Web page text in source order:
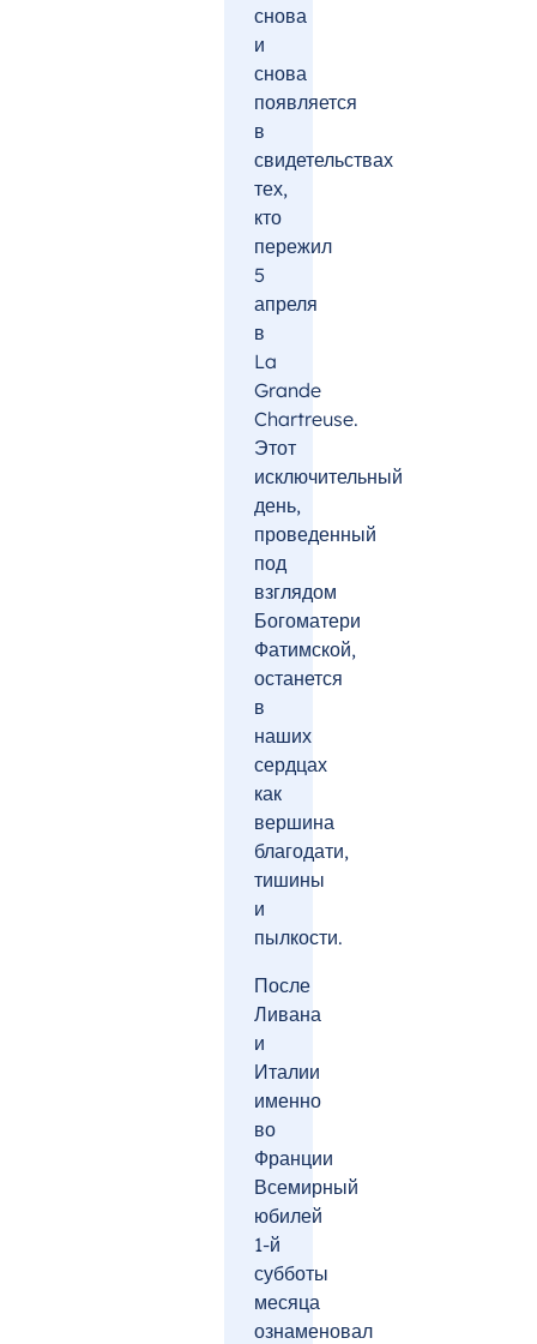
снова
и
снова
появляется
в
свидетельствах
тех,
кто
пережил
5
апреля
в
La
Grande
Chartreuse.
Этот
исключительный
день,
проведенный
под
взглядом
Богоматери
Фатимской,
останется
в
наших
сердцах
как
вершина
благодати,
тишины
и
пылкости.
После
Ливана
и
Италии
именно
во
Франции
Всемирный
юбилей
1-й
субботы
месяца
ознаменовал